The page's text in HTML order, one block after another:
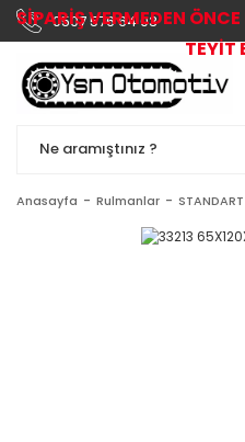
0507 576 64 03
Anasayfa Rulmanlar
SİPARİŞ VERMEDEN
TEYİT